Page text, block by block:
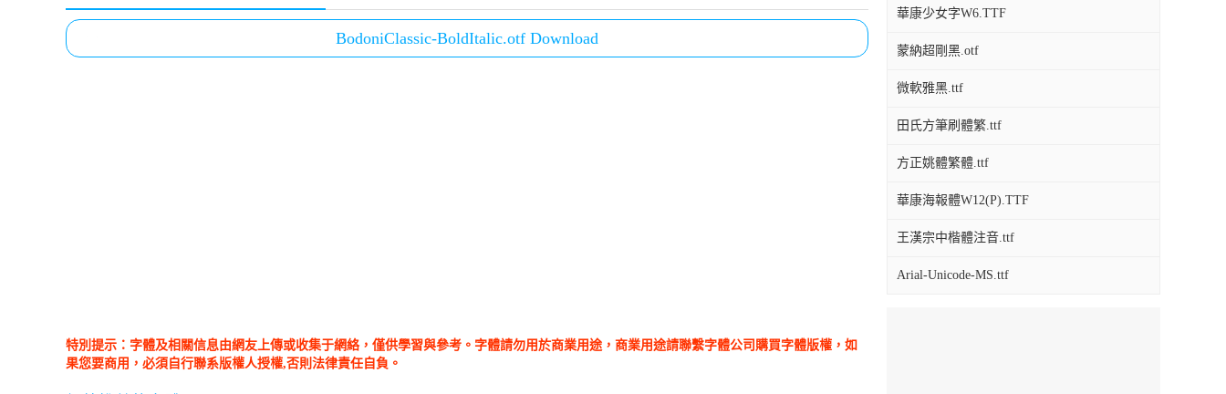
華康少女字W6.TTF
蒙納超剛黑.otf
微軟雅黑.ttf
田氏方筆刷體繁.ttf
方正姚體繁體.ttf
華康海報體W12(P).TTF
王漢宗中楷體注音.ttf
Arial-Unicode-MS.ttf
BodoniClassic-BoldItalic.otf Download
特別提示：字體及相關信息由網友上傳或收集于網絡，僅供學習與參考。字體請勿用於商業用途，商業用途請聯繫字體公司購買字體版權，如
果您要商用，必須自行聯系版權人授權,否則法律責任自負。